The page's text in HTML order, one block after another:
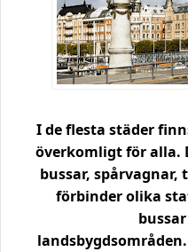
I de flesta städer
överkomligt för alla.
bussar,
förbinder olika